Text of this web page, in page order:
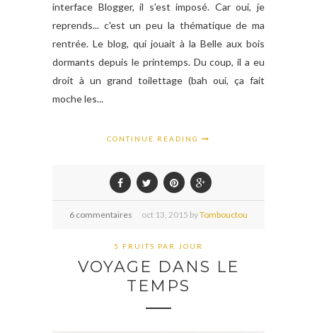
interface Blogger, il s'est imposé. Car oui, je
reprends... c'est un peu la thématique de ma
rentrée. Le blog, qui jouait à la Belle aux bois
dormants depuis le printemps. Du coup, il a eu
droit à un grand toilettage (bah oui, ça fait
moche les...
CONTINUE READING
6 commentaires oct 13, 2015 byTombouctou
5 FRUITS PAR JOUR
VOYAGE DANS LE
TEMPS